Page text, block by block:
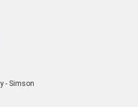
Simson